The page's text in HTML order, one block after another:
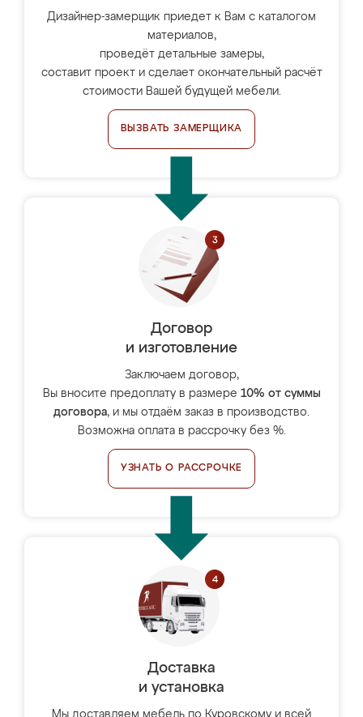
Дизайнер-замерщик приедет к Вам с каталогом
материалов,
проведёт детальные замеры,
составит проект и сделает окончательный расчёт
стоимости Вашей будущей мебели.
ВЫЗВАТЬ ЗАМЕРЩИКА
Договор
и изготовление
Заключаем договор,
Вы вносите предоплату в размере 10% от суммы
договора, и мы отдаём заказ в производство.
Возможна оплата в рассрочку без %.
УЗНАТЬ О РАССРОЧКЕ
Доставка
и установка
Мы доставляем мебель по Куровскому и всей